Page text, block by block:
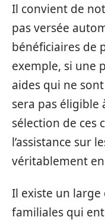
Il convient de
pas versée
bénéficiaires de
exemple, si une
aides qui ne
sera pas éligible
sélection de ces
l’assistance sur
véritablement
Il existe un
familiales qui